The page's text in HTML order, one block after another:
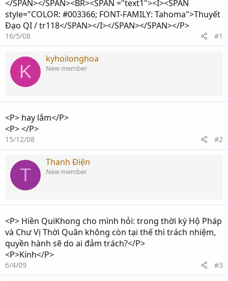
</SPAN></SPAN><BR><SPAN ="text1"><I><SPAN
style="COLOR: #003366; FONT-FAMILY: Tahoma">Thuyết
Ðạo QI / tr118</SPAN></I></SPAN></SPAN></P>
16/5/08 #1
K
kyhoilonghoa
New member
<P> hay lắm</P>
<P> </P>
15/12/08 #2
T
Thanh Điện
New member
<P> Hiền QuiKhong cho mình hỏi: trong thời kỳ Hộ Pháp
và Chư Vị Thời Quân không còn tại thế thì trách nhiệm,
quyền hành sẽ do ai đảm trách?</P>
<P>Kính</P>
6/4/09 #3